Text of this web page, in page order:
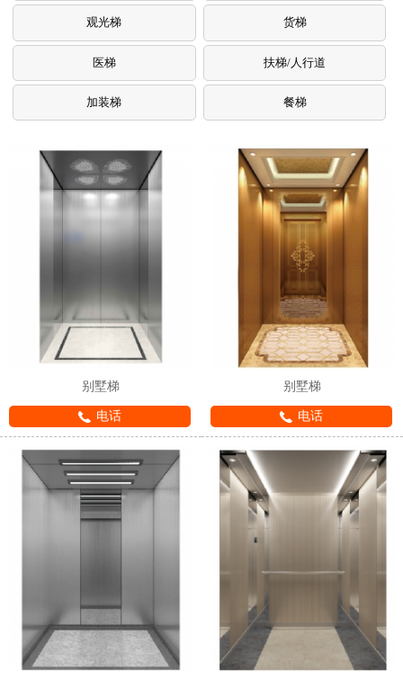
观光梯 货梯
医梯 扶梯/人行道
加装梯 餐梯
别墅梯
电话
别墅梯
电话